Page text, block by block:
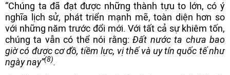
“Chúng ta đã đạt được những thành tựu to lớn, có ý
nghĩa lịch sử, phát triển mạnh mẽ, toàn diện hơn so
với những năm trước đổi mới. Với tất cả sự khiêm tốn,
chúng ta vẫn có thể nói rằng:Đất nước ta chưa bao
giờ có được cơ đồ, tiềm lực, vị thế và uy tín quốc tế như
ngày nay”(8).